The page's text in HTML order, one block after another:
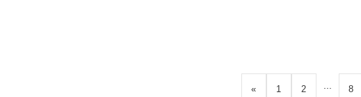
« 1 2 ... 8